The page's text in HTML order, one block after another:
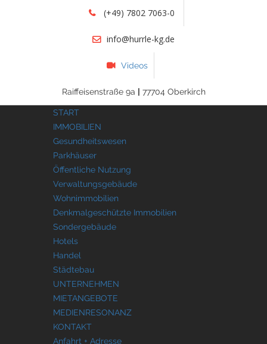
(+49) 7802 7063-0
info@hurrle-kg.de
Videos
Raiffeisenstraße 9a | 77704 Oberkirch
START
IMMOBILIEN
Gesundheitswesen
Parkhäuser
Öffentliche Nutzung
Verwaltungsgebäude
Wohnimmobilien
Denkmalgeschützte Immobilien
Sondergebäude
Hotels
Handel
Städtebau
UNTERNEHMEN
MIETANGEBOTE
MEDIENRESONANZ
KONTAKT
Anfahrt + Adresse